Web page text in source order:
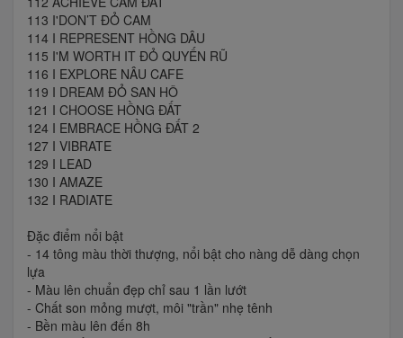
113 I'DON’T ĐỎ CAM
114 I REPRESENT HỒNG DÂU
115 I'M WORTH IT ĐỎ QUYẾN RŨ
116 I EXPLORE NÂU CAFE
119 I DREAM ĐỎ SAN HÔ
121 I CHOOSE HỒNG ĐẤT
124 I EMBRACE HỒNG ĐẤT 2
127 I VIBRATE
129 I LEAD
130 I AMAZE
132 I RADIATE
Đặc điểm nổi bật
- 14 tông màu thời thượng, nổi bật cho nàng dễ dàng chọn
lựa
- Màu lên chuẩn đẹp chỉ sau 1 lần lướt
- Chất son mỏng mượt, môi "trần" nhẹ tênh
- Bền màu lên đến 8h